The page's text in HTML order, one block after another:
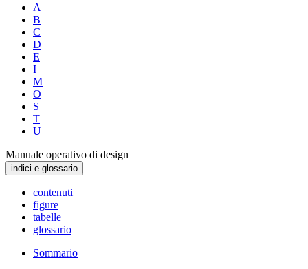
A
B
C
D
E
I
M
O
S
T
U
Manuale operativo di design
indici e glossario
contenuti
figure
tabelle
glossario
Sommario